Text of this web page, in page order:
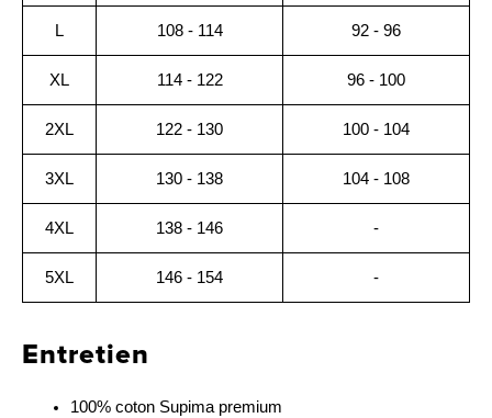
L 108 - 114 92 - 96
XL 114 - 122 96 - 100
2XL 122 - 130 100 - 104
3XL 130 - 138 104 - 108
4XL 138 - 146 -
5XL 146 - 154 -
Entretien
100% coton Supima premium